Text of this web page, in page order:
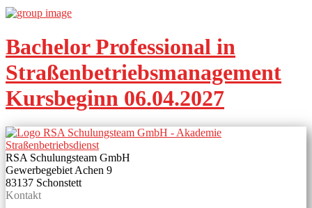
Bachelor Professional in
Straßenbetriebsmanagement
Kursbeginn 06.04.2027
RSA Schulungsteam GmbH
Gewerbegebiet Achen 9
83137 Schonstett
Kontakt